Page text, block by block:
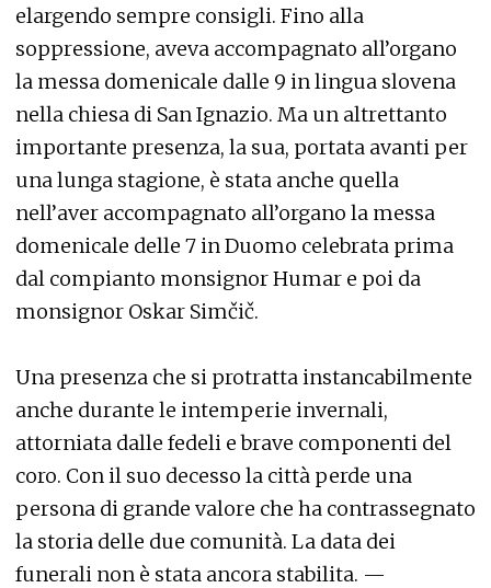
elargendo sempre consigli. Fino alla
soppressione, aveva accompagnato all’organo
la messa domenicale dalle 9 in lingua slovena
nella chiesa di San Ignazio. Ma un altrettanto
importante presenza, la sua, portata avanti per
una lunga stagione, è stata anche quella
nell’aver accompagnato all’organo la messa
domenicale delle 7 in Duomo celebrata prima
dal compianto monsignor Humar e poi da
monsignor Oskar Simčič.
Una presenza che si protratta instancabilmente
anche durante le intemperie invernali,
attorniata dalle fedeli e brave componenti del
coro. Con il suo decesso la città perde una
persona di grande valore che ha contrassegnato
la storia delle due comunità. La data dei
funerali non è stata ancora stabilita. —